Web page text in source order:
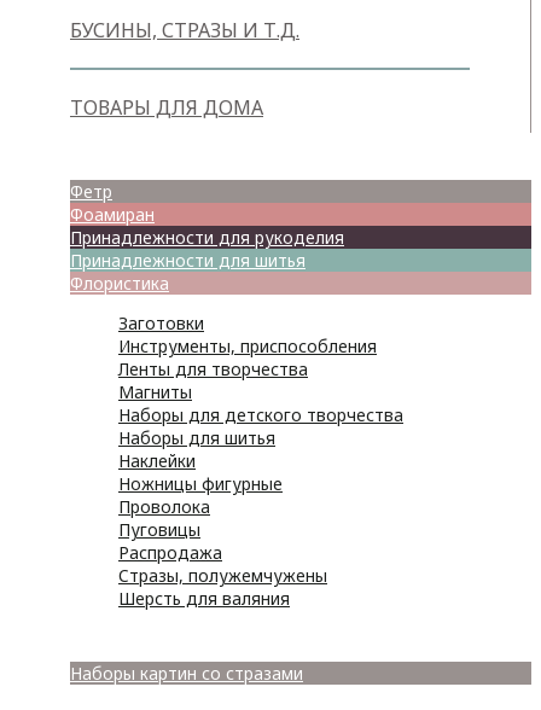
БУСИНЫ, СТРАЗЫ И Т.Д.
ТОВАРЫ ДЛЯ ДОМА
Фетр
Фоамиран
Принадлежности для рукоделия
Принадлежности для шитья
Флористика
Заготовки
Инструменты, приспособления
Ленты для творчества
Магниты
Наборы для детского творчества
Наборы для шитья
Наклейки
Ножницы фигурные
Проволока
Пуговицы
Распродажа
Стразы, полужемчужены
Шерсть для валяния
Наборы картин со стразами